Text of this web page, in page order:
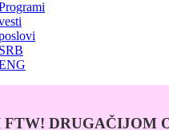
SRB
FTW! DRUGAČIJOM